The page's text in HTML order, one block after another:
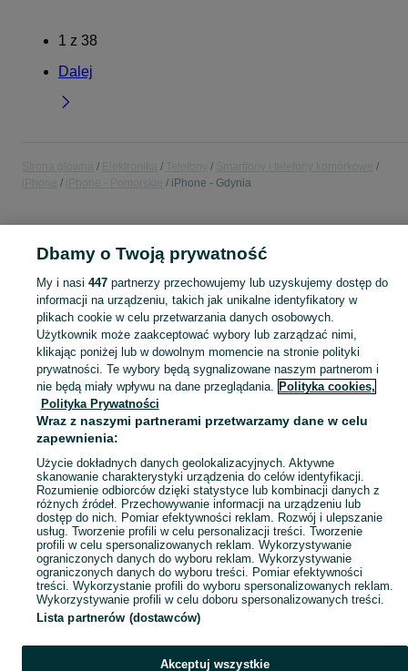
1 z 38
Dalej
iPhone - Gdynia
KATEGORIA
Mapa kategorii
Mapa miejscowości
Mapa ministron
Popularne wyszukiwania
Dbamy o Twoją prywatność
My i nasi 447partnerzy przechowujemy lub uzyskujemy dostęp do
informacji na urządzeniu, takich jak unikalne identyfikatory w
plikach cookie w celu przetwarzania danych osobowych.
Użytkownik może zaakceptować wybory lub zarządzać nimi,
klikając poniżej lub w dowolnym momencie na stronie polityki
prywatności. Te wybory będą sygnalizowane naszym partnerom i
nie będą miały wpływu na dane przeglądania. Polityka cookies,
Polityka Prywatności
Wraz z naszymi partnerami przetwarzamy dane w celu
zapewnienia:
Użycie dokładnych danych geolokalizacyjnych. Aktywne
skanowanie charakterystyki urządzenia do celów identyfikacji.
Rozumienie odbiorców dzięki statystyce lub kombinacji danych z
różnych źródeł. Przechowywanie informacji na urządzeniu lub
dostęp do nich. Pomiar efektywności reklam. Rozwój i ulepszanie
usług. Tworzenie profili w celu personalizacji treści. Tworzenie
profili w celu spersonalizowanych reklam. Wykorzystywanie
ograniczonych danych do wyboru reklam. Wykorzystywanie
ograniczonych danych do wyboru treści. Pomiar efektywności
treści. Wykorzystanie profili do wyboru spersonalizowanych reklam.
Wykorzystywanie profili w celu doboru spersonalizowanych treści.
Lista partnerów (dostawców)
Akceptuj wszystkie